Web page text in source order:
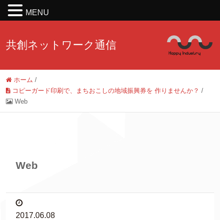
共創ネットワーク通信
ホーム /
コピーガード印刷で、まちおこしの地域振興券を 作りませんか？ /
Web
Web
2017.06.08
MENU